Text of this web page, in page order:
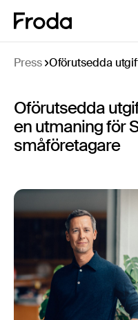
Press
Oförutsedda
en utmaning för
småföretagare